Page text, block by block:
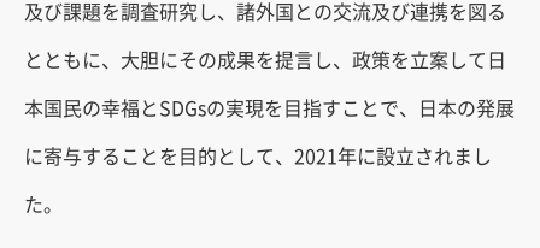
及び課題を調査研究し、諸外国との交流及び連携を図る
とともに、大胆にその成果を提言し、政策を立案して日
本国民の幸福とSDGsの実現を目指すことで、日本の発展
に寄与することを目的として、2021年に設立されまし
た。